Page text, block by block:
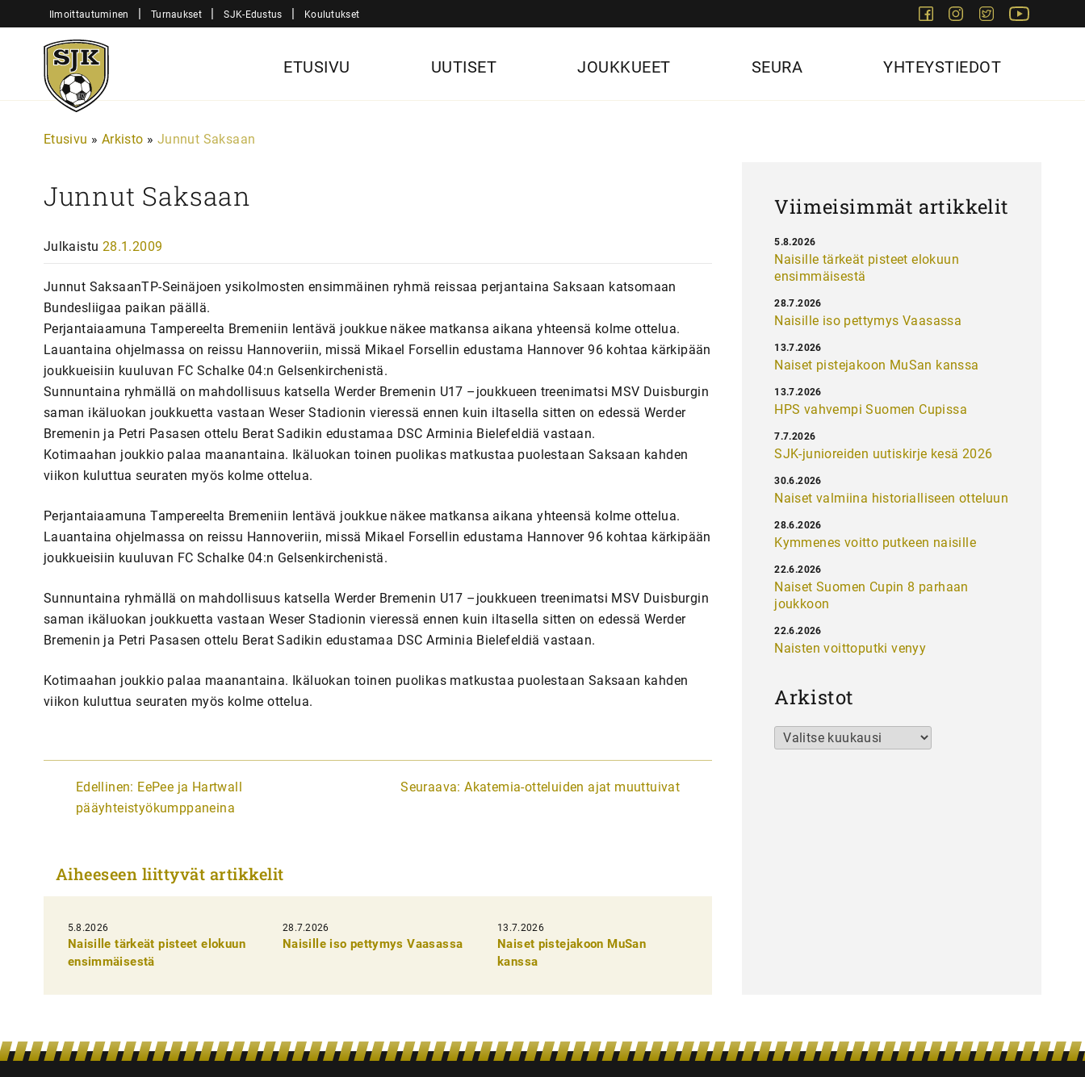
sisältöön
Ilmoittautuminen | Turnaukset | SJK-Edustus | Koulutukset FacebookInstagram
Twitter
Sjk-
Juniorit
ETUSIVU UUTISET JOUKKUEET SEURA YHTEYSTIEDOT
Etusivu » Arkisto » Junnut Saksaan
Junnut Saksaan
Julkaistu 28.1.2009
Junnut SaksaanTP-Seinäjoen ysikolmosten ensimmäinen ryhmä reissaa perjantaina Saksaan katsomaan
Bundesliigaa paikan päällä.
Perjantaiaamuna Tampereelta Bremeniin lentävä joukkue näkee matkansa aikana yhteensä kolme ottelua.
Lauantaina ohjelmassa on reissu Hannoveriin, missä Mikael Forsellin edustama Hannover 96 kohtaa kärkipään
joukkueisiin kuuluvan FC Schalke 04:n Gelsenkirchenistä.
Sunnuntaina ryhmällä on mahdollisuus katsella Werder Bremenin U17 –joukkueen treenimatsi MSV Duisburgin
saman ikäluokan joukkuetta vastaan Weser Stadionin vieressä ennen kuin iltasella sitten on edessä Werder
Bremenin ja Petri Pasasen ottelu Berat Sadikin edustamaa DSC Arminia Bielefeldiä vastaan.
Kotimaahan joukkio palaa maanantaina. Ikäluokan toinen puolikas matkustaa puolestaan Saksaan kahden
viikon kuluttua seuraten myös kolme ottelua.
Perjantaiaamuna Tampereelta Bremeniin lentävä joukkue näkee matkansa aikana yhteensä kolme ottelua.
Lauantaina ohjelmassa on reissu Hannoveriin, missä Mikael Forsellin edustama Hannover 96 kohtaa kärkipään
joukkueisiin kuuluvan FC Schalke 04:n Gelsenkirchenistä.
Sunnuntaina ryhmällä on mahdollisuus katsella Werder Bremenin U17 –joukkueen treenimatsi MSV Duisburgin
saman ikäluokan joukkuetta vastaan Weser Stadionin vieressä ennen kuin iltasella sitten on edessä Werder
Bremenin ja Petri Pasasen ottelu Berat Sadikin edustamaa DSC Arminia Bielefeldiä vastaan.
Kotimaahan joukkio palaa maanantaina. Ikäluokan toinen puolikas matkustaa puolestaan Saksaan kahden
viikon kuluttua seuraten myös kolme ottelua.
A
r
i
k
e
l
i
n
s
Edellinen: EePee ja Hartwall
pääyhteistyökumppaneina
Seuraava: Akatemia-otteluiden ajat muuttuivat
Aiheeseen liittyvät artikkelit
5.8.2026
Naisille tärkeät pisteet elokuun
ensimmäisestä
28.7.2026
Naisille iso pettymys Vaasassa
13.7.2026
Naiset pistejakoon MuSan
kanssa
Viimeisimmät artikkelit
Naisille tärkeät pisteet elokuun
ensimmäisestä
5.8.2026
Naisille iso pettymys Vaasassa
28.7.2026
Naiset pistejakoon MuSan kanssa
13.7.2026
HPS vahvempi Suomen Cupissa
13.7.2026
SJK-junioreiden uutiskirje kesä 2026
7.7.2026
Naiset valmiina historialliseen otteluun
30.6.2026
Kymmenes voitto putkeen naisille
28.6.2026
Naiset Suomen Cupin 8 parhaan
joukkoon
22.6.2026
Naisten voittoputki venyy
22.6.2026
Arkistot
Arkistot